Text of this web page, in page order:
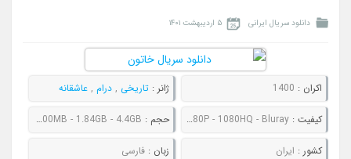
دانلود سریال ایرانی ۵ اردیبهشت ۱۴۰۱
اکران : 1400 ژانر : تاریخی , درام , عاشقانه
کیفیت :480P - 720P - 1080P - 1080HQ - Bluray حجم : 344MB - 504MB - 800MB - 1.84GB - 4.4GB
کشور : ایران زبان : فارسی